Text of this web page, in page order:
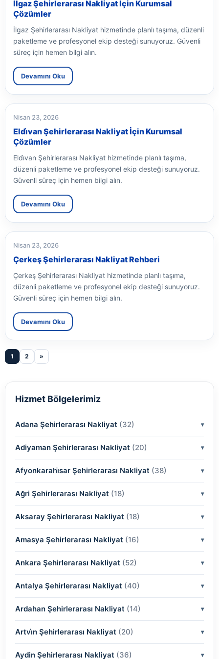
İlgaz Şehirlerarası Nakliyat İçin Kurumsal
Çözümler
İlgaz Şehirlerarası Nakliyat hizmetinde planlı taşıma, düzenli
paketleme ve profesyonel ekip desteği sunuyoruz. Güvenli
süreç için hemen bilgi alın.
Devamını Oku
Nisan 23, 2026
Eldi̇van Şehirlerarası Nakliyat İçin Kurumsal
Çözümler
Eldi̇van Şehirlerarası Nakliyat hizmetinde planlı taşıma,
düzenli paketleme ve profesyonel ekip desteği sunuyoruz.
Güvenli süreç için hemen bilgi alın.
Devamını Oku
Nisan 23, 2026
Çerkeş Şehirlerarası Nakliyat Rehberi
Çerkeş Şehirlerarası Nakliyat hizmetinde planlı taşıma,
düzenli paketleme ve profesyonel ekip desteği sunuyoruz.
Güvenli süreç için hemen bilgi alın.
Devamını Oku
1 2 »
Hizmet Bölgelerimiz
Adana Şehirlerarası Nakliyat (32)
(2)
(2)
(2)
(2)
(2)
(2)
(2)
(2)
(2)
(2)
Adiyaman Şehirlerarası Nakliyat (20)
(2)
(2)
(2)
(2)
(2)
(2)
(2)
(2)
(2)
Afyonkarahi̇sar Şehirlerarası Nakliyat (38)
(2)
(2)
(2)
(2)
(2)
(2)
(2)
(2)
Ağri Şehirlerarası Nakliyat (18)
(2)
(2)
(2)
(2)
(2)
(2)
(2)
Aksaray Şehirlerarası Nakliyat (18)
(2)
(2)
(2)
(2)
(2)
(2)
Amasya Şehirlerarası Nakliyat (16)
(2)
(2)
(2)
(2)
(2)
Ankara Şehirlerarası Nakliyat (52)
(2)
(2)
(2)
(2)
Antalya Şehirlerarası Nakliyat (40)
(2)
(2)
(2)
Ardahan Şehirlerarası Nakliyat (14)
(2)
(2)
Artvi̇n Şehirlerarası Nakliyat (20)
(2)
Aydin Şehirlerarası Nakliyat (36)